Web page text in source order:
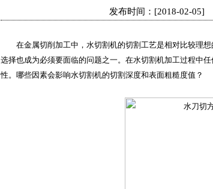
发布时间：[2018-02-05]
在金属切削加工中，水切割机的切割工艺是相对比较理
选择也成为必须要面临的问题之一。在水切割机加工过程中
性。哪些因素会影响水切割机的切割深度和表面粗糙度值？